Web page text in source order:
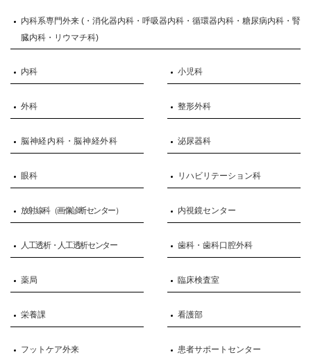
内科系専門外来 (・消化器内科・呼吸器内科・循環器内科・糖尿病内科・腎
臓内科・リウマチ科)
内科 小児科
外科 整形外科
脳神経内科・脳神経外科 泌尿器科
眼科 リハビリテーション科
放射線科（画像診断センター） 内視鏡センター
人工透析・人工透析センター 歯科・歯科口腔外科
薬局 臨床検査室
栄養課 看護部
フットケア外来 患者サポートセンター